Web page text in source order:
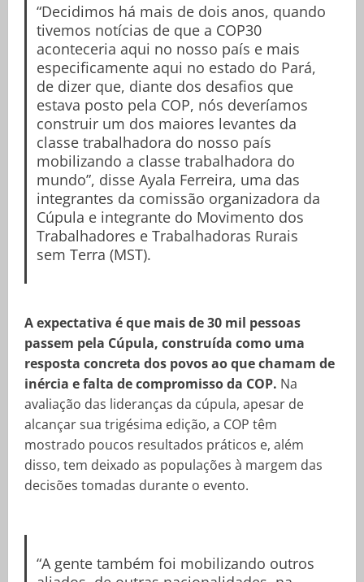
“Decidimos há mais de dois anos, quando
tivemos notícias de que a COP30
aconteceria aqui no nosso país e mais
especificamente aqui no estado do Pará,
de dizer que, diante dos desafios que
estava posto pela COP, nós deveríamos
construir um dos maiores levantes da
classe trabalhadora do nosso país
mobilizando a classe trabalhadora do
mundo”, disse Ayala Ferreira, uma das
integrantes da comissão organizadora da
Cúpula e integrante do Movimento dos
Trabalhadores e Trabalhadoras Rurais
sem Terra (MST).
A expectativa é que mais de 30 mil pessoas
passem pela Cúpula, construída como uma
resposta concreta dos povos ao que chamam de
inércia e falta de compromisso da COP. Na
avaliação das lideranças da cúpula, apesar de
alcançar sua trigésima edição, a COP têm
mostrado poucos resultados práticos e, além
disso, tem deixado as populações à margem das
decisões tomadas durante o evento.
“A gente também foi mobilizando outros